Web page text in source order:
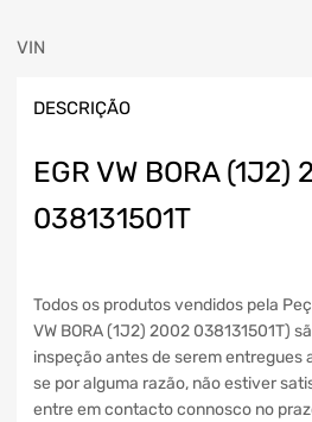
VIN
DESCRIÇÃO
EGR VW BORA (1J2)
038131501T
Todos os produtos vendidos pela
VW BORA (1J2) 2002 038131501T)
inspeção antes de serem entregues
se por alguma razão, não estiver
entre em contacto connosco no